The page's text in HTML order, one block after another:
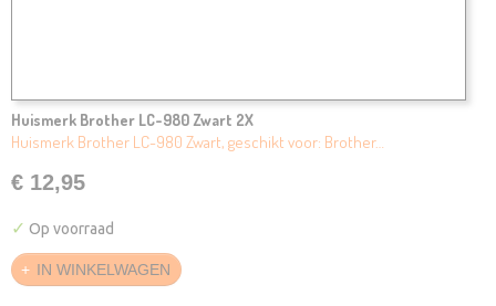
Huismerk Brother LC-980 Zwart 2X
Huismerk Brother LC-980 Zwart, geschikt voor: Brother…
€ 12,95
✓ Op voorraad
IN WINKELWAGEN